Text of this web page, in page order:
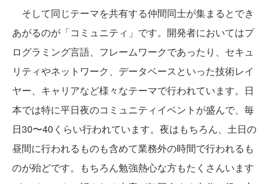
そして同じテーマを共有する仲間同士が集まるとでき
あがるのが「コミュニティ」です。開発者においてはプ
ログラミング言語、フレームワークであったり、セキュ
リティやネットワーク、データベースといった技術レイ
ヤー、キャリアなど様々なテーマで行われています。日
本では特に平日夜のコミュニティイベントが盛んで、毎
日30〜40くらい行われています。夜はもちろん、土日の
昼間に行われるものも含めて業務外の時間で行われるも
のが殆どです。もちろん勉強熱心な方もたくさんいます